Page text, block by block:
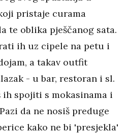
pristaje curama
te oblika pješčanog sata.
ih uz cipele na petu i
a takav outfit
- u bar, restoran i sl.
ih spojiti s mokasinama i
da ne nosiš preduge
kako ne bi 'presjekla'